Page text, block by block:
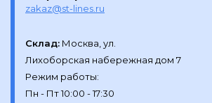
zakaz@st-lines.ru
Склад: Москва, ул.
Лихоборская набережная дом 7
Режим работы: